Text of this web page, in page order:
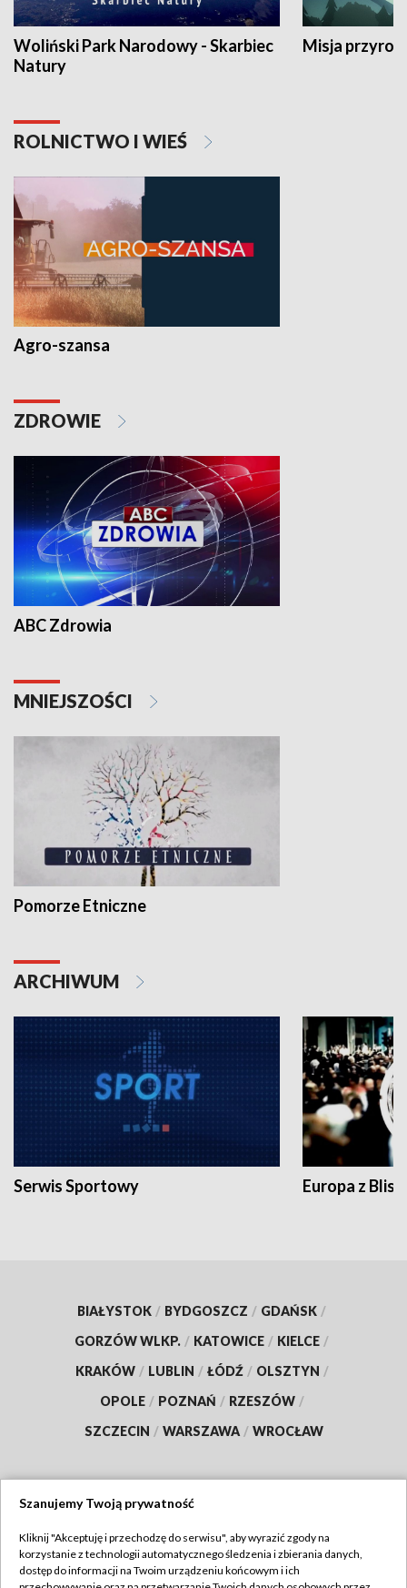
Woliński Park Narodowy - Skarbiec
Natury
Misja
ROLNICTWO I WIEŚ
Agro-szansa
ZDROWIE
ABC Zdrowia
MNIEJSZOŚCI
Pomorze Etniczne
ARCHIWUM
Serwis Sportowy Europa z
BIAŁYSTOK / BYDGOSZCZ / GDAŃSK /
GORZÓW WLKP. / KATOWICE / KIELCE /
KRAKÓW / LUBLIN / ŁÓDŹ / OLSZTYN /
OPOLE / POZNAŃ / RZESZÓW /
SZCZECIN / WARSZAWA / WROCŁAW
TVP
Szanujemy Twoją prywatność
Kliknij "Akceptuję i przechodzę do serwisu", aby wyrazić zgody na
korzystanie z technologii automatycznego śledzenia i zbierania danych,
dostęp do informacji na Twoim urządzeniu końcowym i ich